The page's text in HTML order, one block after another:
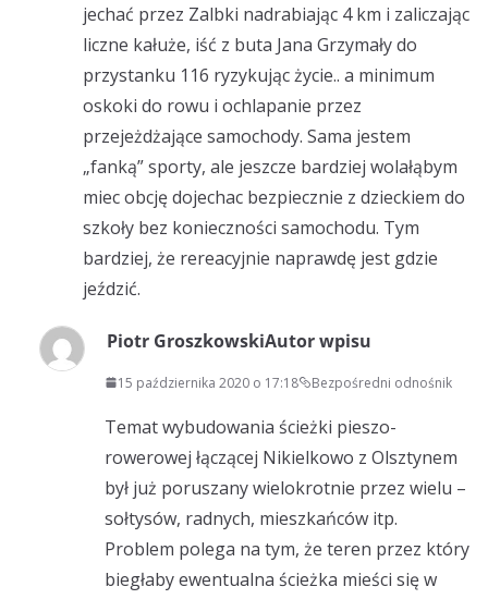
jechać przez Zalbki nadrabiając 4 km i zaliczając
liczne kałuże, iść z buta Jana Grzymały do
przystanku 116 ryzykując życie.. a minimum
oskoki do rowu i ochlapanie przez
przejeżdżające samochody. Sama jestem
„fanką” sporty, ale jeszcze bardziej wolałąbym
miec obcję dojechac bezpiecznie z dzieckiem do
szkoły bez konieczności samochodu. Tym
bardziej, że rereacyjnie naprawdę jest gdzie
jeździć.
Piotr GroszkowskiAutor wpisu
15 października 2020 o 17:18 Bezpośredni odnośnik
Temat wybudowania ścieżki pieszo-
rowerowej łączącej Nikielkowo z Olsztynem
był już poruszany wielokrotnie przez wielu –
sołtysów, radnych, mieszkańców itp.
Problem polega na tym, że teren przez który
biegłaby ewentualna ścieżka mieści się w